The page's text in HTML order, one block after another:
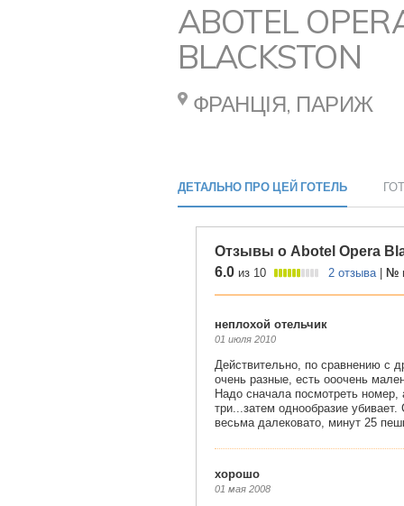
ABOTEL
BLACKSTON
ФРАНЦІЯ, ПАРИЖ
ДЕТАЛЬНО ПРО ЦЕЙ ГОТЕЛЬ